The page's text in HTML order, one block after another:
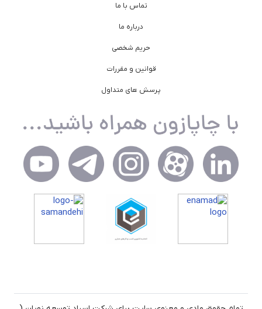
تماس با ما
درباره ما
حریم شخصی
قوانین و مقررات
پرسش های متداول